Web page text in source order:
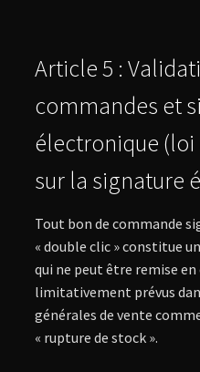
Article 5 :
commandes et
électronique (loi
sur la signature
Tout bon de commande
« double clic » constitue
qui ne peut être remise en
limitativement prévus
générales de vente
« rupture de stock ».